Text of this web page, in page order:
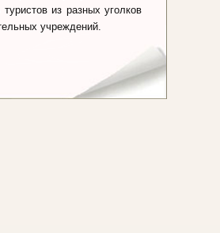
из разных уголков
учреждений.